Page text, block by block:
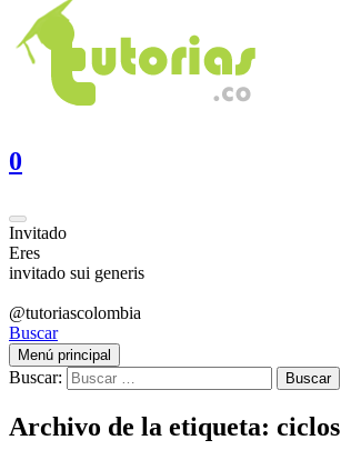
0
Invitado
Eres
invitado sui generis
@tutoriascolombia
Buscar
Menú principal
Buscar:
Archivo de la etiqueta: ciclos